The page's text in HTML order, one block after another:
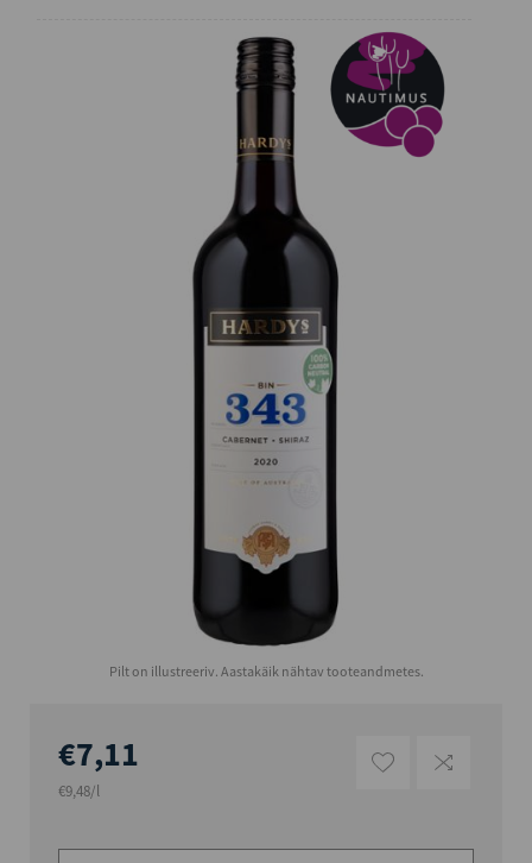
Pilt on illustreeriv. Aastakäik nähtav tooteandmetes.
€7,11
€9,48/l